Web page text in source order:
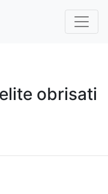
obrisati